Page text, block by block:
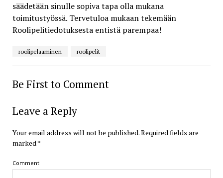
säädetään sinulle sopiva tapa olla mukana
toimitustyössä. Tervetuloa mukaan tekemään
Roolipelitiedotuksesta entistä parempaa!
roolipelaaminen roolipelit
Be First to Comment
Leave a Reply
Your email address will not be published.Required fields are
marked*
Comment